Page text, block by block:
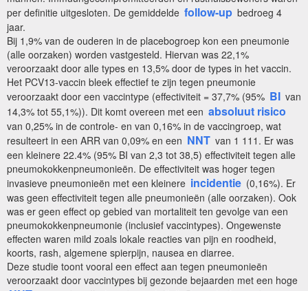
per definitie uitgesloten. De gemiddelde follow-up bedroeg 4
jaar.
Bij 1,9% van de ouderen in de placebogroep kon een pneumonie
(alle oorzaken) worden vastgesteld. Hiervan was 22,1%
veroorzaakt door alle types en 13,5% door de types in het vaccin.
Het PCV13-vaccin bleek effectief te zijn tegen pneumonie
veroorzaakt door een vaccintype (effectiviteit = 37,7% (95% BI van
14,3% tot 55,1%)). Dit komt overeen met een absoluut risico
van 0,25% in de controle- en van 0,16% in de vaccingroep, wat
resulteert in een ARR van 0,09% en een NNT van 1 111. Er was
een kleinere 22.4% (95% BI van 2,3 tot 38,5) effectiviteit tegen alle
pneumokokkenpneumonieën. De effectiviteit was hoger tegen
invasieve pneumonieën met een kleinere incidentie (0,16%). Er
was geen effectiviteit tegen alle pneumonieën (alle oorzaken). Ook
was er geen effect op gebied van mortaliteit ten gevolge van een
pneumokokkenpneumonie (inclusief vaccintypes). Ongewenste
effecten waren mild zoals lokale reacties van pijn en roodheid,
koorts, rash, algemene spierpijn, nausea en diarree.
Deze studie toont vooral een effect aan tegen pneumonieën
veroorzaakt door vaccintypes bij gezonde bejaarden met een hoge